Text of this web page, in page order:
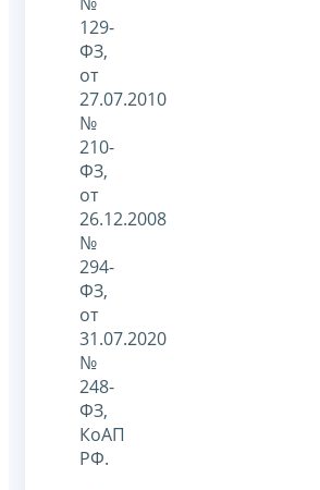
129-
ФЗ,
от
27.07.2010
№
210-
ФЗ,
от
26.12.2008
№
294-
ФЗ,
от
31.07.2020
№
248-
ФЗ,
КоАП
РФ.